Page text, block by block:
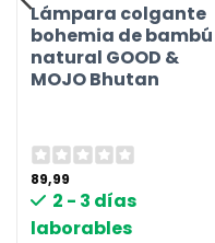
Lámpara colgante
bohemia de bambú
natural GOOD &
MOJO Bhutan
89,99
2 - 3 días
laborables